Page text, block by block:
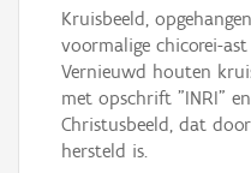
Kruisbeeld,
voormalige chicorei-ast
Vernieuwd houten
met opschrift "INRI"
Christusbeeld, dat
hersteld is.